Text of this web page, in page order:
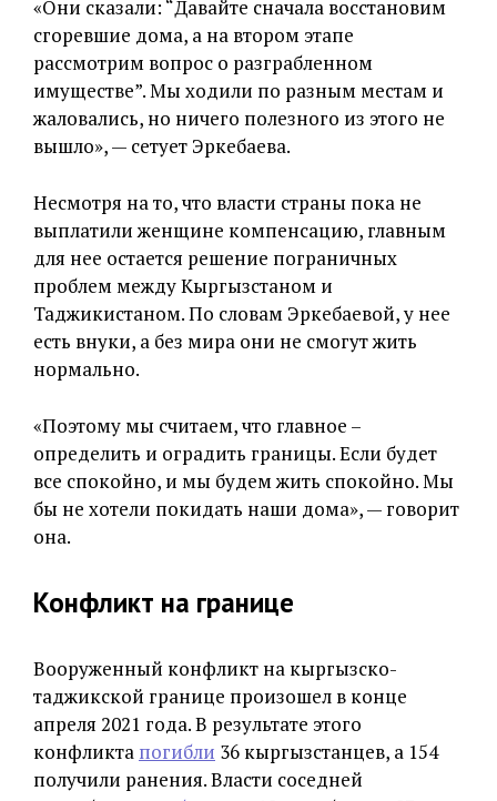
«Они сказали: “Давайте сначала восстановим
сгоревшие дома, а на втором этапе
рассмотрим вопрос о разграбленном
имуществе”. Мы ходили по разным местам и
жаловались, но ничего полезного из этого не
вышло», — сетует Эркебаева.
Несмотря на то, что власти страны пока не
выплатили женщине компенсацию, главным
для нее остается решение пограничных
проблем между Кыргызстаном и
Таджикистаном. По словам Эркебаевой, у нее
есть внуки, а без мира они не смогут жить
нормально.
«Поэтому мы считаем, что главное –
определить и оградить границы. Если будет
все спокойно, и мы будем жить спокойно. Мы
бы не хотели покидать наши дома», — говорит
она.
Конфликт на границе
Вооруженный конфликт на кыргызско-
таджикской границе произошел в конце
апреля 2021 года. В результате этого
конфликта погибли 36 кыргызстанцев, а 154
получили ранения. Власти соседней